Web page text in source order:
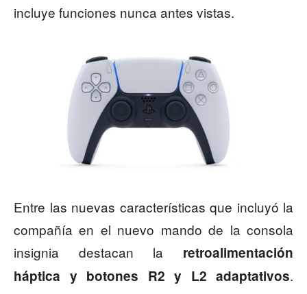
incluye funciones nunca antes vistas.
Entre las nuevas características que incluyó la
compañía en el nuevo mando de la consola
insignia destacan la retroalimentación
háptica y botones R2 y L2 adaptativos.